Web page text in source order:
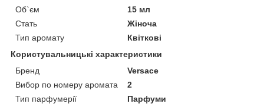
Об`єм
15 мл
Стать
Жіноча
Тип аромату
Квіткові
Користувальницькі характеристики
Бренд
Versace
Вибор по номеру аромата
2
Тип парфумерії
Парфуми